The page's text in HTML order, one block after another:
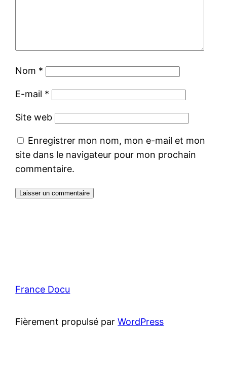
Nom *
E-mail *
Site web
Enregistrer mon nom, mon e-mail et mon
site dans le navigateur pour mon prochain
commentaire.
France Docu
Fièrement propulsé parWordPress